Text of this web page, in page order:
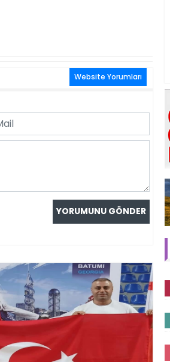
Website Yorumları